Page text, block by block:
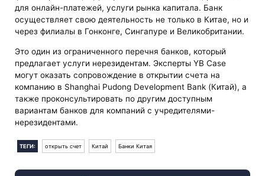
для онлайн-платежей, услуги рынка капитала. Банк
осуществляет свою деятельность не только в Китае, но и
через филиалы в Гонконге, Сингапуре и Великобритании.
Это один из ограниченного перечня банков, который
предлагает услуги нерезидентам. Эксперты YB Case
могут оказать сопровождение в открытии счета на
компанию в Shanghai Pudong Development Bank (Китай), а
также проконсультировать по другим доступным
вариантам банков для компаний с учредителями-
нерезидентами.
ТЕГИ: открыть счет Китай Банки Китая